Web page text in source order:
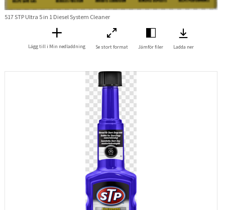
517 STP Ultra 5 in 1 Diesel System Cleaner
Lägg till i Min nedladdning Se stort format Jämför filer Ladda ner